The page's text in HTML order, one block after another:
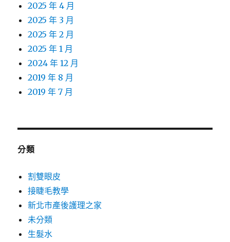
2025 年 4 月
2025 年 3 月
2025 年 2 月
2025 年 1 月
2024 年 12 月
2019 年 8 月
2019 年 7 月
分類
割雙眼皮
接睫毛教學
新北市產後護理之家
未分類
生髮水